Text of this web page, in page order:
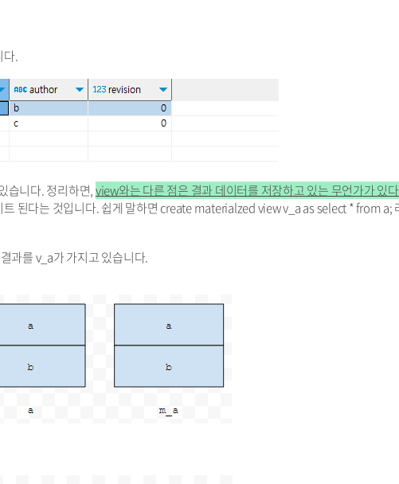
다.
습니다. 정리하면,view와는 다른 점은 결과 데이터를 저장하고 있는 무언가가 있
된다는 것입니다. 쉽게 말하면 create materialzed view v_a as select * from a;
과를 v_a가 가지고 있습니다.